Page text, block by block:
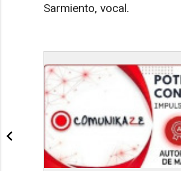
Sarmiento, vocal.